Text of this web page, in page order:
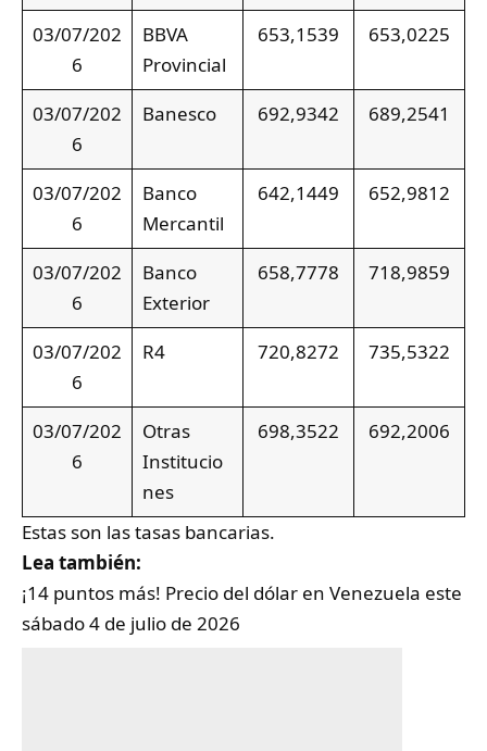
03/07/202
6
BBVA
Provincial
653,1539 653,0225
03/07/202
6
Banesco 692,9342 689,2541
03/07/202
6
Banco
Mercantil
642,1449 652,9812
03/07/202
6
Banco
Exterior
658,7778 718,9859
03/07/202
6
R4 720,8272 735,5322
03/07/202
6
Otras
Institucio
nes
698,3522 692,2006
Estas son las tasas bancarias.
Lea también:
¡14 puntos más! Precio del dólar en Venezuela este
sábado 4 de julio de 2026